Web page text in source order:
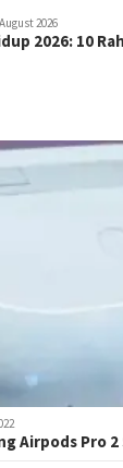
2026
2026: 10
Airpods Pro